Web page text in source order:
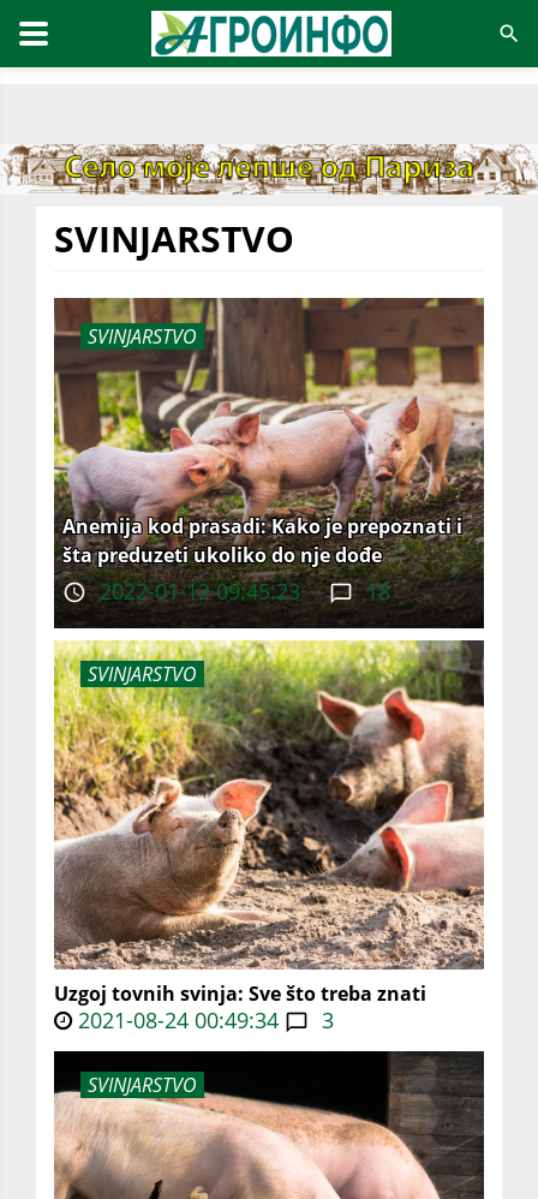
SVINJARSTVO
SVINJARSTVO
Anemija kod prasadi: Kako je prepoznati i
šta preduzeti ukoliko do nje dođe
2022-01-12 09:45:23 18
SVINJARSTVO
Uzgoj tovnih svinja: Sve što treba znati
2021-08-24 00:49:34 3
SVINJARSTVO